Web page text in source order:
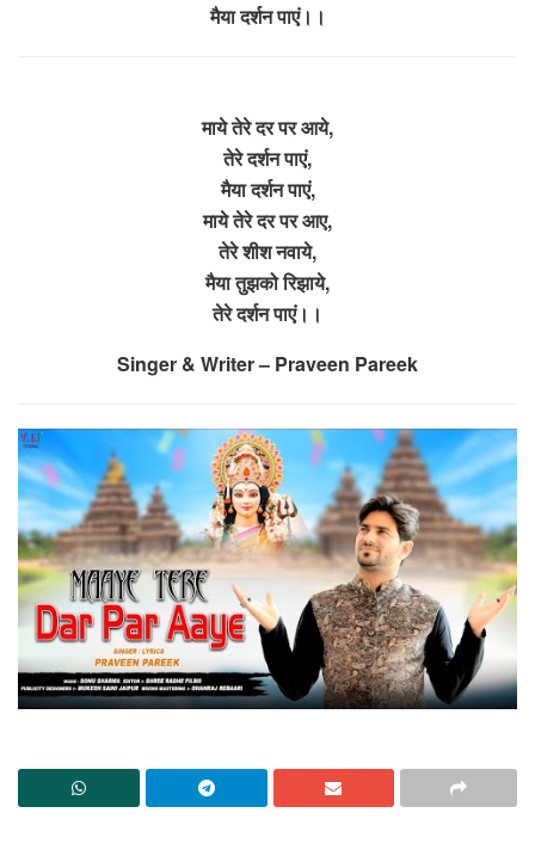
मैया दर्शन पाएं।।
माये तेरे दर पर आये,
तेरे दर्शन पाएं,
मैया दर्शन पाएं,
माये तेरे दर पर आए,
तेरे शीश नवाये,
मैया तुझको रिझाये,
तेरे दर्शन पाएं।।
Singer & Writer – Praveen Pareek